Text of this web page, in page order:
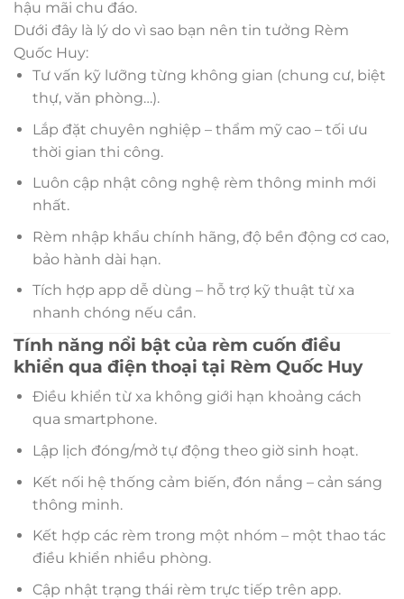
hậu mãi chu đáo.
Dưới đây là lý do vì sao bạn nên tin tưởng Rèm
Quốc Huy:
Tư vấn kỹ lưỡng từng không gian (chung cư, biệt
thự, văn phòng…).
Lắp đặt chuyên nghiệp – thẩm mỹ cao – tối ưu
thời gian thi công.
Luôn cập nhật công nghệ rèm thông minh mới
nhất.
Rèm nhập khẩu chính hãng, độ bền động cơ cao,
bảo hành dài hạn.
Tích hợp app dễ dùng – hỗ trợ kỹ thuật từ xa
nhanh chóng nếu cần.
Tính năng nổi bật của rèm cuốn điều
khiển qua điện thoại tại Rèm Quốc Huy
Điều khiển từ xa không giới hạn khoảng cách
qua smartphone.
Lập lịch đóng/mở tự động theo giờ sinh hoạt.
Kết nối hệ thống cảm biến, đón nắng – cản sáng
thông minh.
Kết hợp các rèm trong một nhóm – một thao tác
điều khiển nhiều phòng.
Cập nhật trạng thái rèm trực tiếp trên app.